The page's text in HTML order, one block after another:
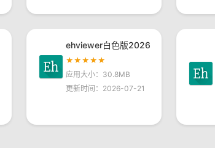
ehviewer白色版2026
★★★★★
应用大小：30.8MB
更新时间：2026-07-21